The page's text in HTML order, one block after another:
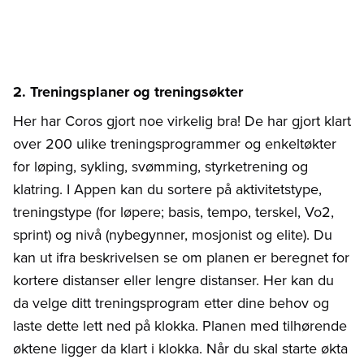
2. Treningsplaner og treningsøkter
Her har Coros gjort noe virkelig bra! De har gjort klart
over 200 ulike treningsprogrammer og enkeltøkter
for løping, sykling, svømming, styrketrening og
klatring. I Appen kan du sortere på aktivitetstype,
treningstype (for løpere; basis, tempo, terskel, Vo2,
sprint) og nivå (nybegynner, mosjonist og elite). Du
kan ut ifra beskrivelsen se om planen er beregnet for
kortere distanser eller lengre distanser. Her kan du
da velge ditt treningsprogram etter dine behov og
laste dette lett ned på klokka. Planen med tilhørende
øktene ligger da klart i klokka. Når du skal starte økta